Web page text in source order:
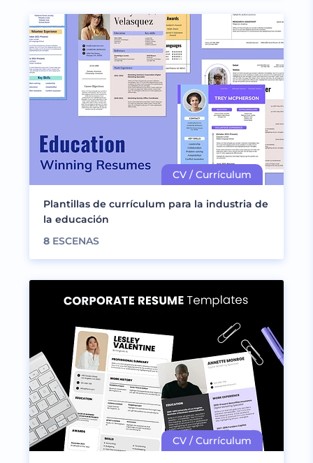
Plantillas de currículum para la industria de
la educación
8 ESCENAS